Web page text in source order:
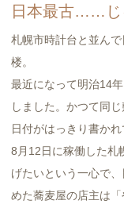
日本最古……じ
札幌市時計台と並ん
楼。
最近になって明治14
しました。かつて同
日付がはっきり書かれ
8月12日に稼働した札
げたいという一心で
めた蕎麦屋の店主は